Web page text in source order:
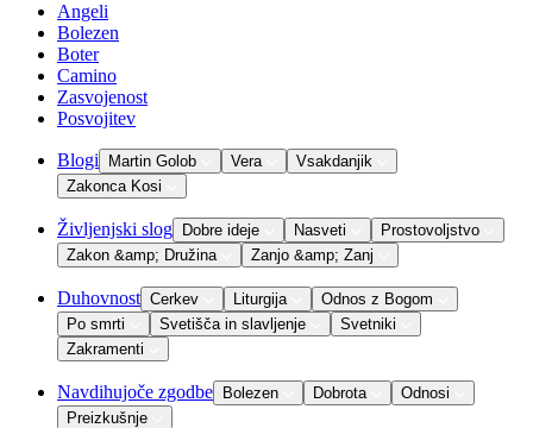
Angeli
Bolezen
Boter
Camino
Zasvojenost
Posvojitev
Blogi Martin Golob Vera
Vsakdanjik
Zakonca Kosi
Življenjski slog Dobre ideje Nasveti
Prostovoljstvo
Zakon &amp; Družina
Zanjo &amp; Zanj
Duhovnost Cerkev Liturgija
Odnos z Bogom
Po smrti
Svetišča in slavljenje
Svetniki
Zakramenti
Navdihujoče zgodbe Bolezen Dobrota
Odnosi
Preizkušnje